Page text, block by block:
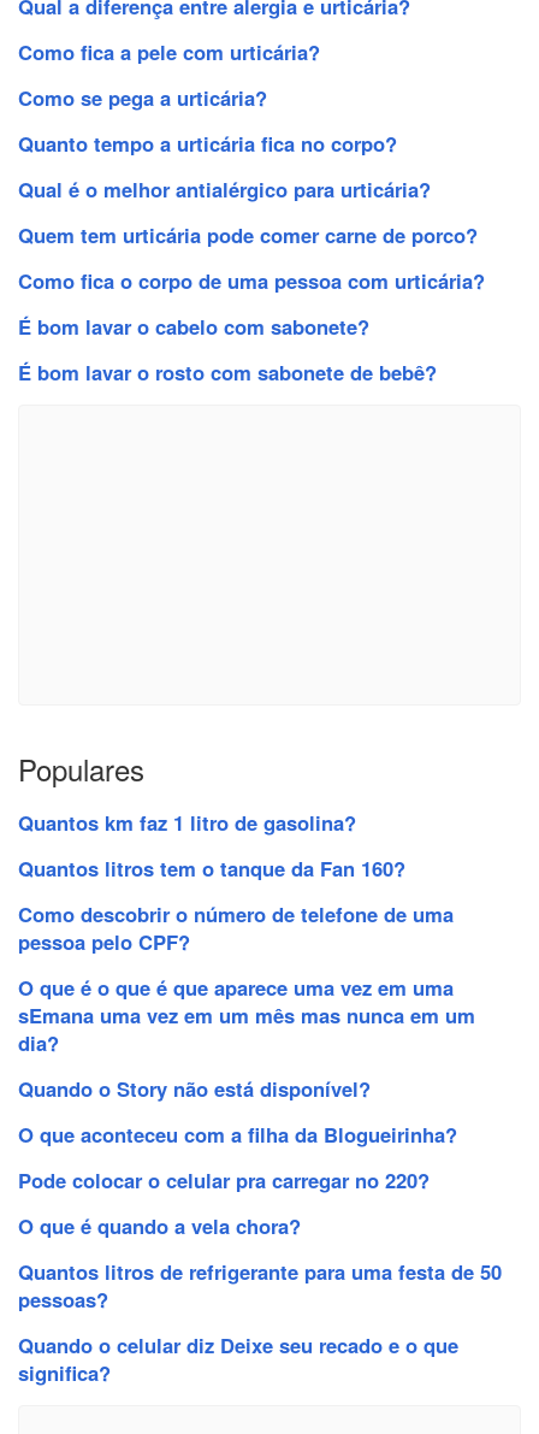
Qual a diferença entre alergia e urticária?
Como fica a pele com urticária?
Como se pega a urticária?
Quanto tempo a urticária fica no corpo?
Qual é o melhor antialérgico para urticária?
Quem tem urticária pode comer carne de porco?
Como fica o corpo de uma pessoa com urticária?
É bom lavar o cabelo com sabonete?
É bom lavar o rosto com sabonete de bebê?
Populares
Quantos km faz 1 litro de gasolina?
Quantos litros tem o tanque da Fan 160?
Como descobrir o número de telefone de uma
pessoa pelo CPF?
O que é o que é que aparece uma vez em uma
sEmana uma vez em um mês mas nunca em um
dia?
Quando o Story não está disponível?
O que aconteceu com a filha da Blogueirinha?
Pode colocar o celular pra carregar no 220?
O que é quando a vela chora?
Quantos litros de refrigerante para uma festa de 50
pessoas?
Quando o celular diz Deixe seu recado e o que
significa?